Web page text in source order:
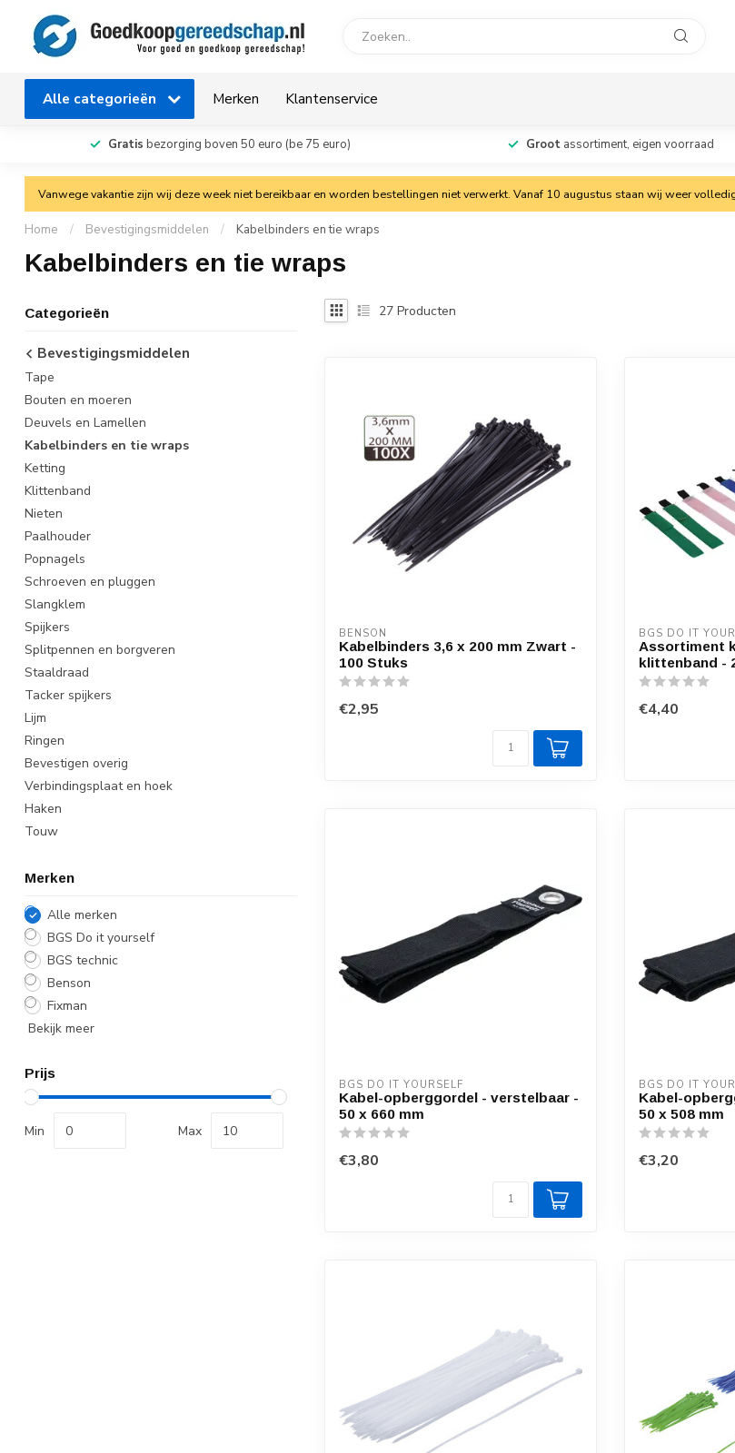
Alle categorieën Merken Klantenservice
Gratis bezorging boven 50 euro (be 75 euro) Grootassortiment, eigen voorraad
Vanwege vakantie zijn wij deze week niet bereikbaar en worden bestellingen niet verwerkt. Vanaf 10 augustus staan wij weer
Home / Bevestigingsmiddelen / Kabelbinders en tie wraps
Kabelbinders en tie wraps
Categorieën
Bevestigingsmiddelen
Tape
Bouten en moeren
Deuvels en Lamellen
Kabelbinders en tie wraps
Ketting
Klittenband
Nieten
Paalhouder
Popnagels
Schroeven en pluggen
Slangklem
Spijkers
Splitpennen en borgveren
Staaldraad
Tacker spijkers
Lijm
Ringen
Bevestigen overig
Verbindingsplaat en hoek
Haken
Touw
Merken
Alle merken
BGS Do it yourself
BGS technic
Benson
Fixman
Bekijk meer
Prijs
Min Max
27 Producten
BENSON
Kabelbinders 3,6 x 200 mm Zwart -
100 Stuks
€2,95
BGS DO IT
Assortiment
klittenband -
€4,40
BGS DO IT YOURSELF
Kabel-opberggordel - verstelbaar -
50 x 660 mm
€3,80
BGS DO IT
Kabel-
50 x 508 mm
€3,20